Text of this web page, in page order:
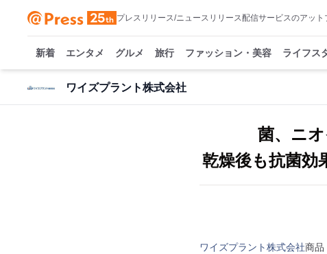
プレスリリース/ニュースリリース配信サービスのアット
新着 エンタメ グルメ 旅行 ファッション・美容 ライフス
ワイズプラント株式会社
菌、ニ
乾燥後も抗菌効
ワイズプラント株式会社商品